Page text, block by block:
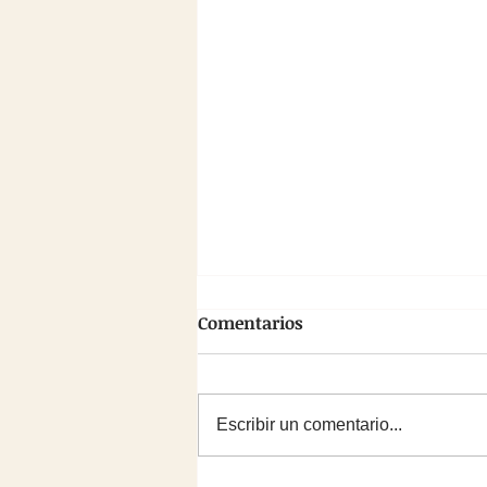
Asamblea General
dónde se trata la aprobación de
Memoria y Balance, además éste
Comentarios
Escribir un comentario...